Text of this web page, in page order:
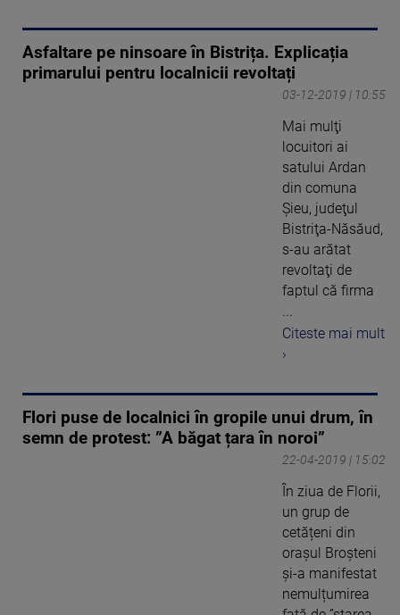
Asfaltare pe ninsoare în Bistrița. Explicația
primarului pentru localnicii revoltați
03-12-2019 | 10:55
Mai mulţi
locuitori ai
satului Ardan
din comuna
Şieu, judeţul
Bistriţa-Năsăud,
s-au arătat
revoltaţi de
faptul că firma
...
Citeste mai mult
›
Flori puse de localnici în gropile unui drum, în
semn de protest: ”A băgat țara în noroi”
22-04-2019 | 15:02
În ziua de Florii,
un grup de
cetățeni din
orașul Broșteni
și-a manifestat
nemulțumirea